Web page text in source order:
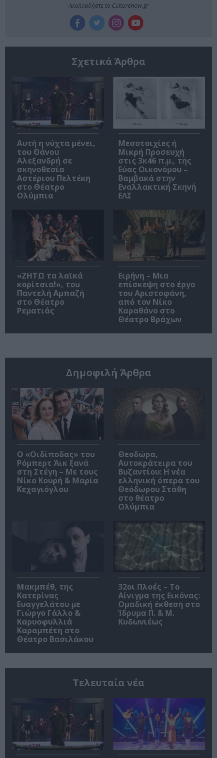
Ακολουθήστε το Culturenow.gr
Σχετικά Άρθρα
Αυτή η νύχτα μένει,
του Θάνου
Αλεξανδρή σε
σκηνοθεσία
Αστέριου Πελτέκη
στο Θέατρο
Ολύμπια
Μεσοτοιχίες ή
Μικρή Προσευχή
στις 3κ46 π.μ., της
Εύας Οικονόμου –
Βαμβακά στην
Εναλλακτική Σκηνή
ΕΛΣ
«ΖΗΤΩ τα λαϊκά
κορίτσια!», του
Παντελή Αμπαζή
στο Θέατρο
Ρεματιάς
Ειρήνη – Μια
επίσκεψη στο έργο
του Αριστοφάνη,
από τον Νίκο
Καραθάνο στο
Θέατρο Βράχων
Δημοφιλή Άρθρα
O «Οιδίποδας» του
Ρόμπερτ Άικ ξανά
στη Στέγη – Με τους
Νίκο Κουρή & Μαρία
Κεχαγιόγλου
Θεοδώρα,
Αυτοκράτειρα του
Βυζαντίου: Η νέα
ελληνική όπερα του
Θεόδωρου Στάθη
στο θέατρο
Ολύμπια
Μακμπέθ, της
Κατερίνας
Ευαγγελάτου με
Γιώργο Γάλλο &
Καρυοφυλλιά
Καραμπέτη στο
Θέατρο Βασιλάκου
32οι Πλοές – Το
Αίνιγμα της Εικόνας:
Ομαδική έκθεση στο
Ίδρυμα Π. & Μ.
Κυδωνιέως
Τελευταία νέα